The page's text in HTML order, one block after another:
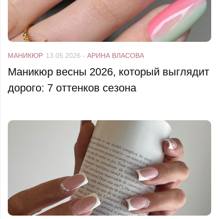
МАНИКЮР 13.05.2026 - АРИНА ВЛАСОВА
Маникюр весны 2026, который выглядит
дорого: 7 оттенков сезона